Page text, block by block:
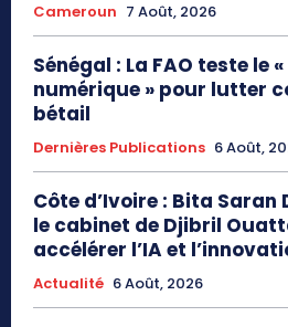
Cameroun 7 Août, 2026
Sénégal : La FAO teste le
numérique » pour lutter
bétail
Dernières Publications 6 Août,
Côte d’Ivoire : Bita
le cabinet de Djibril
accélérer l’IA et
Actualité 6 Août, 2026